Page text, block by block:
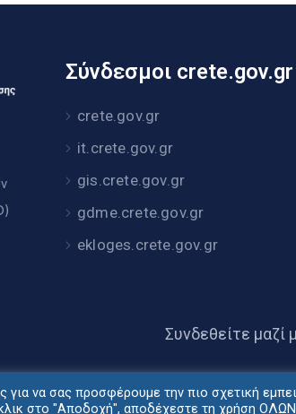
Σύνδεσμοι crete.gov.gr
crete.gov.gr
it.crete.gov.gr
gis.crete.gov.gr
gdme.crete.gov.gr
ekloges.crete.gov.gr
Συνδεθείτε μαζί
- Ανάπτυξη: Διεύθυνση
να σας προσφέρουμε την πιο σχετική
κλικ στο "Αποδοχή", αποδέχεστε τη χρήση